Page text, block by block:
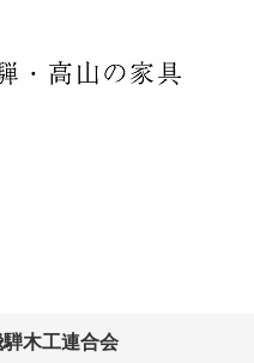
木工連合会